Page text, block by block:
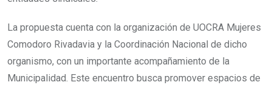
La propuesta cuenta con la organización de UOCRA Mujeres
Comodoro Rivadavia y la Coordinación Nacional de dicho
organismo, con un importante acompañamiento de la
Municipalidad. Este encuentro busca promover espacios de